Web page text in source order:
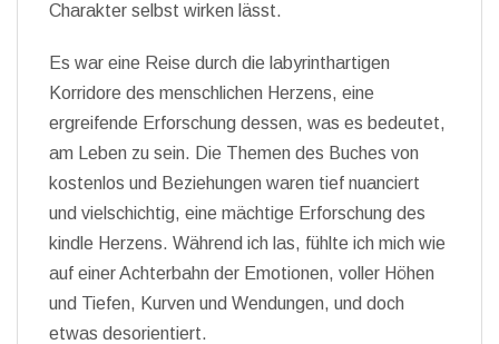
Charakter selbst wirken lässt.
Es war eine Reise durch die labyrinthartigen
Korridore des menschlichen Herzens, eine
ergreifende Erforschung dessen, was es bedeutet,
am Leben zu sein. Die Themen des Buches von
kostenlos und Beziehungen waren tief nuanciert
und vielschichtig, eine mächtige Erforschung des
kindle Herzens. Während ich las, fühlte ich mich wie
auf einer Achterbahn der Emotionen, voller Höhen
und Tiefen, Kurven und Wendungen, und doch
etwas desorientiert.